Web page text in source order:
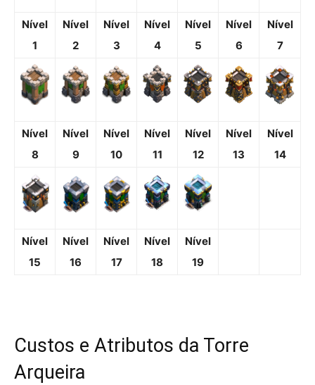
Nível
1
Nível
2
Nível
3
Nível
4
Nível
5
Nível
6
Nível
7
Nível
8
Nível
9
Nível
10
Nível
11
Nível
12
Nível
13
Nível
14
Nível
15
Nível
16
Nível
17
Nível
18
Nível
19
Custos e Atributos da Torre
Arqueira